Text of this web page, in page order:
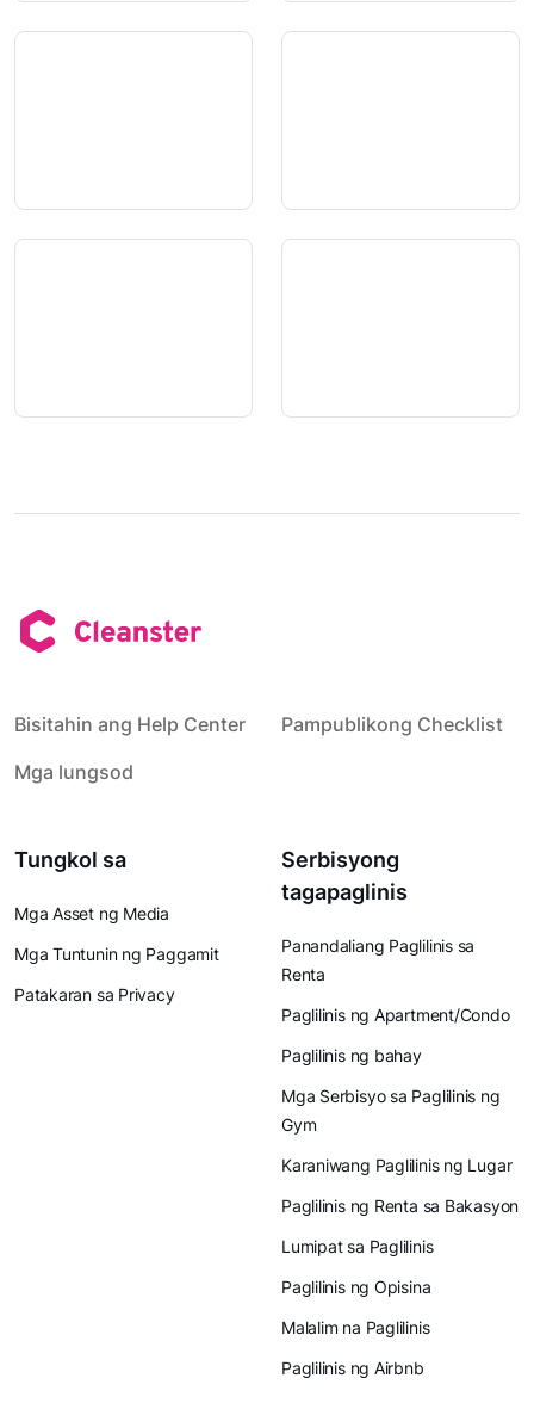
Bisitahin ang Help Center
Pampublikong Checklist
Mga lungsod
Tungkol sa
Mga Asset ng Media
Mga Tuntunin ng Paggamit
Patakaran sa Privacy
Serbisyong
tagapaglinis
Panandaliang Paglilinis sa
Renta
Paglilinis ng Apartment/Condo
Paglilinis ng bahay
Mga Serbisyo sa Paglilinis ng
Gym
Karaniwang Paglilinis ng Lugar
Paglilinis ng Renta sa Bakasyon
Lumipat sa Paglilinis
Paglilinis ng Opisina
Malalim na Paglilinis
Paglilinis ng Airbnb